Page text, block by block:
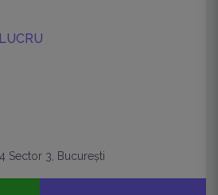
Sector 3, București